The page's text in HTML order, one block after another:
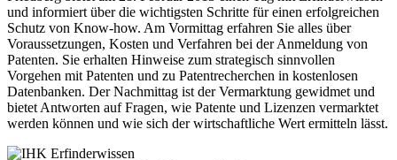
und informiert über die wichtigsten Schritte für einen erfolgreichen
Schutz von Know-how. Am Vormittag erfahren Sie alles über
Voraussetzungen, Kosten und Verfahren bei der Anmeldung von
Patenten. Sie erhalten Hinweise zum strategisch sinnvollen
Vorgehen mit Patenten und zu Patentrecherchen in kostenlosen
Datenbanken. Der Nachmittag ist der Vermarktung gewidmet und
bietet Antworten auf Fragen, wie Patente und Lizenzen vermarktet
werden können und wie sich der wirtschaftliche Wert ermitteln lässt.